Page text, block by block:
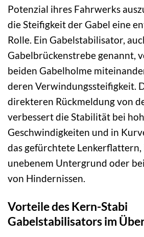
Potenzial ihres Fahrwerks
die Steifigkeit der Gabel eine
Rolle. Ein Gabelstabilisator,
Gabelbrückenstrebe genannt,
beiden Gabelholme
deren Verwindungssteifigkeit.
direkteren Rückmeldung von
verbessert die Stabilität bei
Geschwindigkeiten und in
das gefürchtete Lenkerflattern,
unebenem Untergrund oder
von Hindernissen.
Vorteile des Kern-Stabi
Gabelstabilisators im